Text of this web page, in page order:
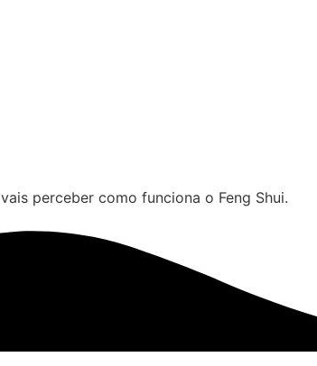
vais perceber como funciona o Feng Shui.